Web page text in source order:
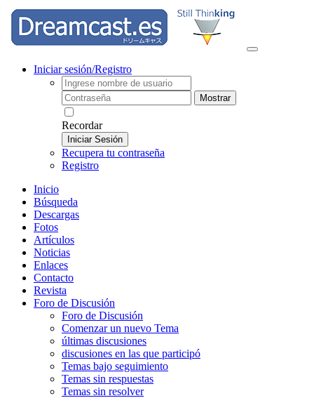
Iniciar sesión/Registro
Mostrar
Recordar
Iniciar Sesión
Recupera tu contraseña
Registro
Inicio
Búsqueda
Descargas
Fotos
Artículos
Noticias
Enlaces
Contacto
Revista
Foro de Discusión
Foro de Discusión
Comenzar un nuevo Tema
últimas discusiones
discusiones en las que participó
Temas bajo seguimiento
Temas sin respuestas
Temas sin resolver